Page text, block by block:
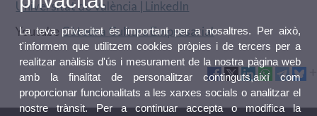
Universitat de València | LinkedIn
Youtube Càtedra Cultura Empresarial
La teva privacitat és important per a nosaltres. Per això,
t'informem que utilitzem cookies pròpies i de tercers per a
realitzar anàlisis d'ús i mesurament de la nostra pàgina web
amb la finalitat de personalitzar continguts,així com
proporcionar funcionalitats a les xarxes socials o analitzar el
nostre trànsit. Per a continuar accepta o modifica la